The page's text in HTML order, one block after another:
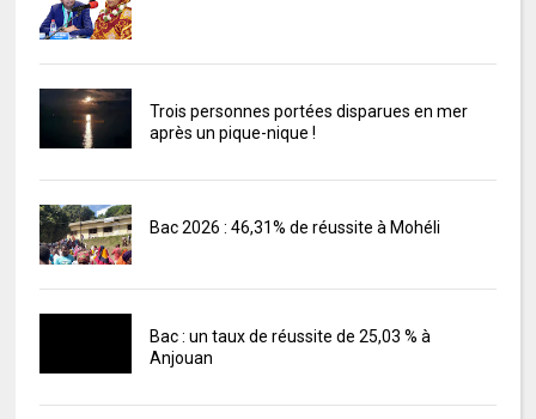
Trois personnes portées disparues en mer
après un pique-nique !
Bac 2026 : 46,31% de réussite à Mohéli
Bac : un taux de réussite de 25,03 % à
Anjouan